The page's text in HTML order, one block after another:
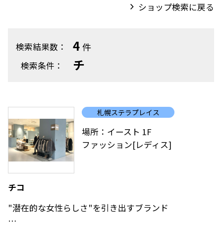
ショップ検索に戻る
検索結果数： 4件
検索条件： チ
札幌ステラプレイス
場所：イースト 1F
ファッション[レディス]
チコ
"潜在的な女性らしさ"を引き出すブランド